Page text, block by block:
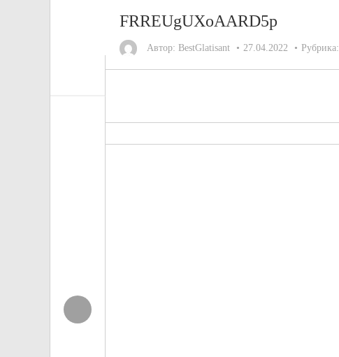
FRREUgUXoAARD5p
Автор: BestGlatisant 27.04.2022 Рубрика: